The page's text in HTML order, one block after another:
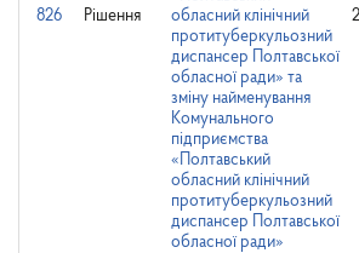
826 Рішення
обласний клінічний
протитуберкульозний
диспансер Полтавської
обласної ради» та
зміну найменування
Комунального
підприємства
«Полтавський
обласний клінічний
протитуберкульозний
диспансер Полтавської
обласної ради»